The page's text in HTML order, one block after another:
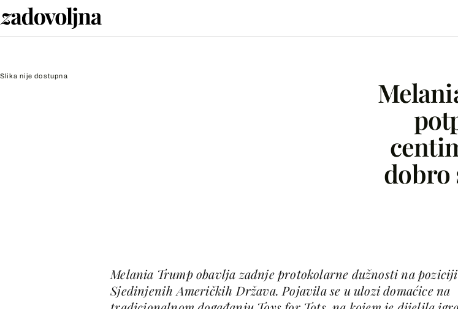
Slika nije dostupna
dobro
Melania Trump obavlja zadnje protokolarne dužnosti na
Sjedinjenih Američkih Država. Pojavila se u ulozi domaćice na
Facebook